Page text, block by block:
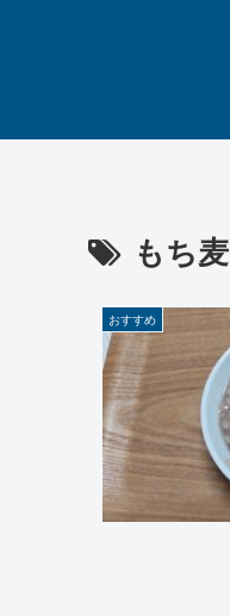
もち麦
おすすめ